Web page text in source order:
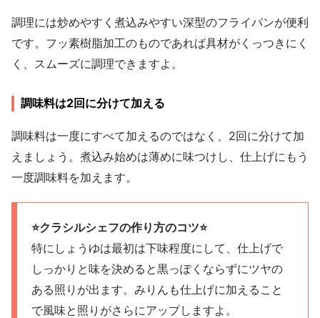
調理には炒めやすく煮込みやすい深型のフライパンが便利
です。フッ素樹脂加工のものであれば具材がくっつきにく
く、スムーズに調理できますよ。
調味料は2回に分けて加える
調味料は一度にすべて加えるのではなく、2回に分けて加
えましょう。煮込み始めは薄めに味つけし、仕上げにもう
一度調味料を加えます。
⭐️クラシルシェフの作り方のコツ⭐️
特にしょうゆは最初は下味程度にして、仕上げで
しっかりと味を決めると黒っぽくならずにツヤの
ある照りが出ます。みりんも仕上げに加えること
で風味と照りがさらにアップしますよ。